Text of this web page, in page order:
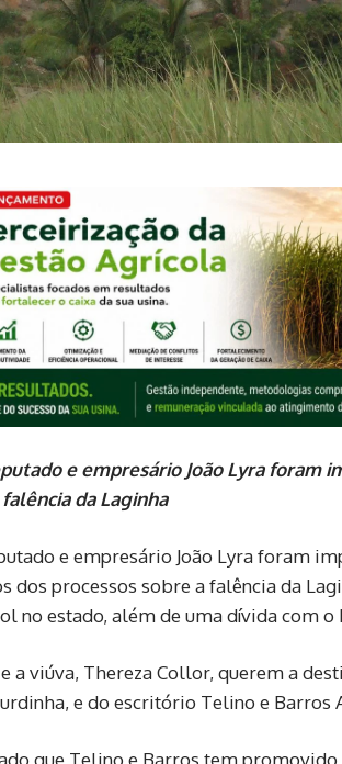
e empresário João Lyra foram
da Laginha
e empresário João Lyra foram
dos processos sobre a falência da
no estado, além de uma dívida com
a viúva, Thereza Collor, querem a
e do escritório Telino e Barros
que Telino e Barros tem promovido